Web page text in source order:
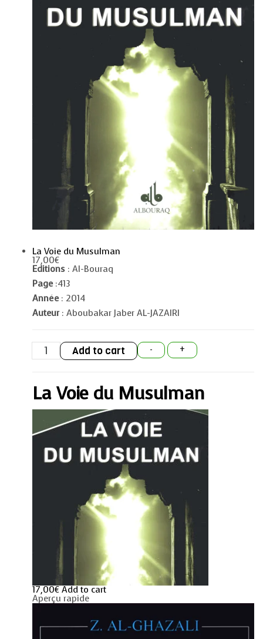
La Voie du Musulman
17,00€
Editions : Al-Bouraq
Page:413
Année : 2014
Auteur : Aboubakar Jaber AL-JAZAIRI
-
La
Voie
du
+
Add to cart
La Voie du Musulman
17,00€ Add to cart
Aperçu rapide